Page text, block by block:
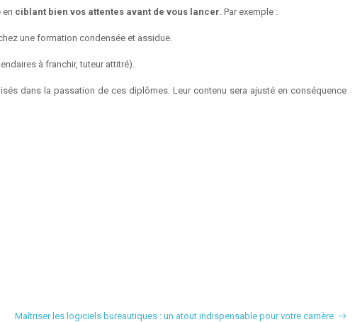
en ciblant bien vos attentes avant de vous lancer. Par exemple :
une formation condensée et assidue.
à franchir, tuteur attitré).
dans la passation de ces diplômes. Leur contenu sera ajusté en conséquence
Maîtriser les logiciels bureautiques : un atout indispensable pour votre carrière